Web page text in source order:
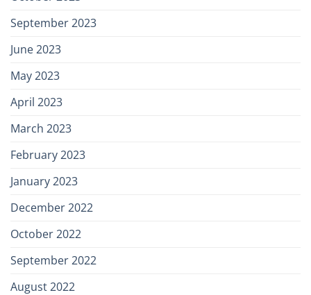
September 2023
June 2023
May 2023
April 2023
March 2023
February 2023
January 2023
December 2022
October 2022
September 2022
August 2022